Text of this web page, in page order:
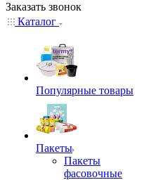
Заказать звонок
Каталог
Популярные товары
Пакеты
Пакеты
фасовочные